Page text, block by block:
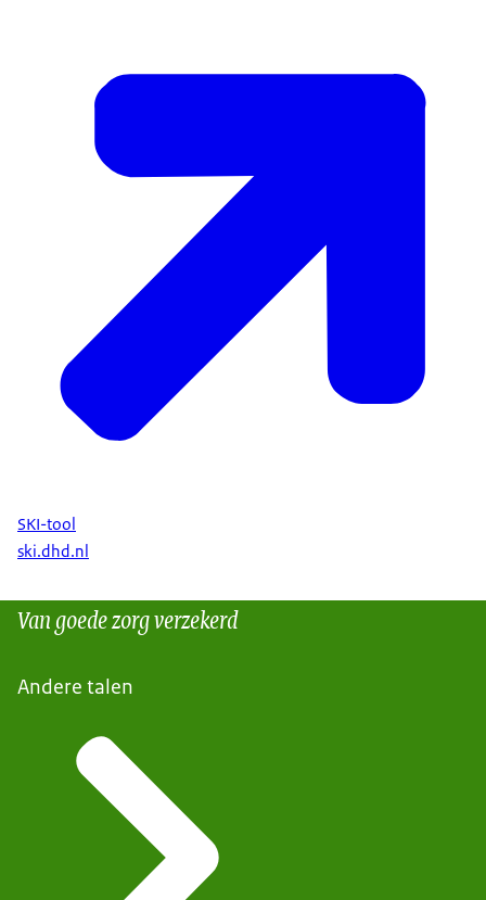
SKI-tool
ski.dhd.nl
Van goede zorg verzekerd
Andere talen